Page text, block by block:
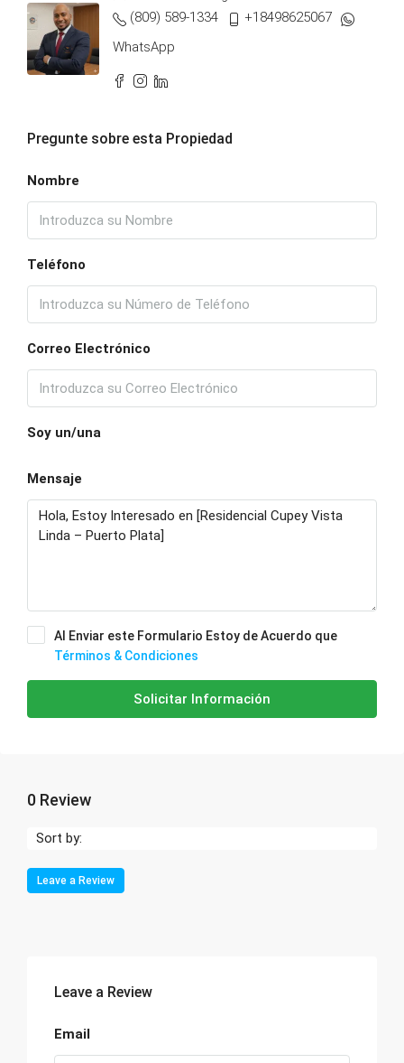
(809) 589-1334
+18498625067
WhatsApp
Pregunte sobre esta Propiedad
Nombre
Teléfono
Correo Electrónico
Soy un/una
Mensaje
Al Enviar este Formulario Estoy de Acuerdo que
Términos & Condiciones
Solicitar Información
0 Review
Sort by:
Leave a Review
Leave a Review
Email